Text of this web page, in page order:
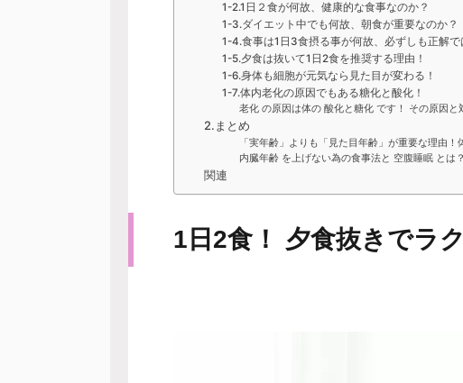
1-2.1日２食が何故、健康的な食事なのか？
1-3.ダイエット中でも何故、朝食が重要なのか？
1-4.食事は1日3食摂る事が何故、必ずしも正解で
1-5.夕食は抜いて1日2食を推奨する理由！
1-6.身体も細胞が元気なら見た目が変わる！
1-7.体内老化の原因でもある糖化と酸化！
老化 の原因は体の 酸化と糖化 です！ その原因と
2.まとめ
「実年齢」よりも「見た目年齢」が重要な理由！
内臓年齢 を上げない為の食事法と 空腹睡眠 とは？
関連
1日2食！ 夕食抜きでラ